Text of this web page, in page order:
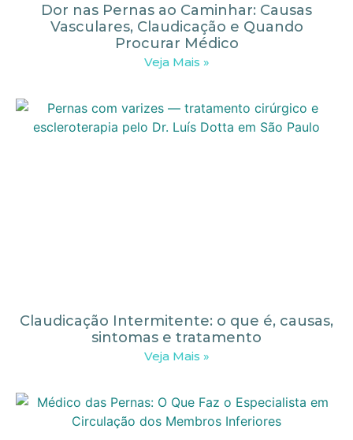
Dor nas Pernas ao Caminhar: Causas
Vasculares, Claudicação e Quando
Procurar Médico
Veja Mais »
Claudicação Intermitente: o que é, causas,
sintomas e tratamento
Veja Mais »